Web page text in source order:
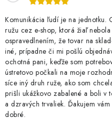
Komunikácia ľudí je na jednotku.
ružu cez e-shop, ktorá žiaľ
ospravedlnením, že tovar na
iné, prípadne či mi pošlú
ochotná pani, keďže som
ústretovo počkali na moje
síce iný druh ruže, ako som
prišli ukážkovo zabalené a boli v
a dzravých trvaliek. Ďakujem
dobré.